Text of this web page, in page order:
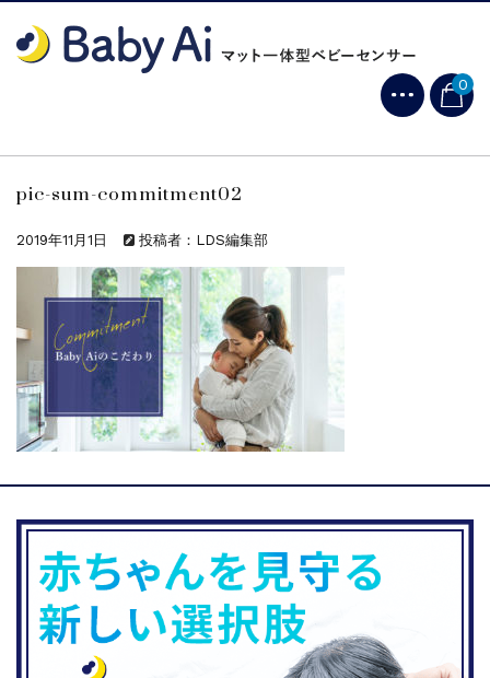
0
pic-sum-commitment02
2019年11月1日 投稿者：LDS編集部